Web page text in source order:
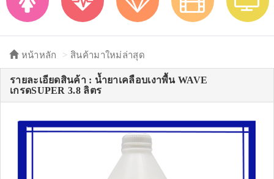
หน้าหลัก สินค้ามาใหม่ล่าสุด
รายละเอียดสินค้า : น้ำยาเคลือบเงาพื้น WAVE
เกรดSUPER 3.8 ลิตร